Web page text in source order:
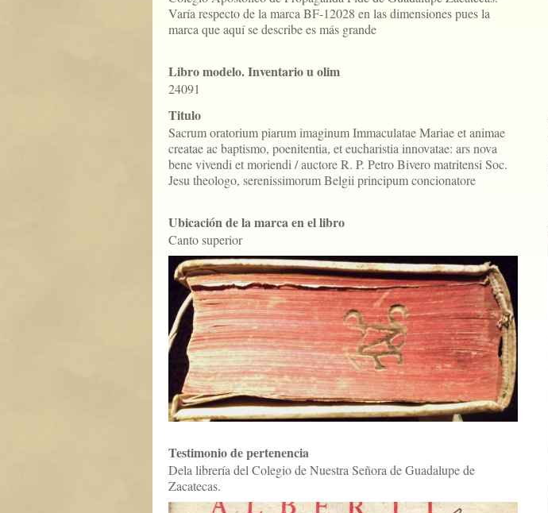
Varía respecto de la marca BF-12028 en las dimensiones pues la
marca que aquí se describe es más grande
Libro modelo. Inventario u olim
24091
Titulo
Sacrum oratorium piarum imaginum Immaculatae Mariae et animae
creatae ac baptismo, poenitentia, et eucharistia innovatae: ars nova
bene vivendi et moriendi / auctore R. P. Petro Bivero matritensi Soc.
Jesu theologo, serenissimorum Belgii principum concionatore
Ubicación de la marca en el libro
Canto superior
Testimonio de pertenencia
Dela librería del Colegio de Nuestra Señora de Guadalupe de
Zacatecas.